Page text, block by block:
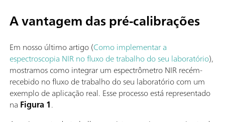
A vantagem das pré-calibrações
Em nosso último artigo (Como implementar a
espectroscopia NIR no fluxo de trabalho do seu laboratório),
mostramos como integrar um espectrômetro NIR recém-
recebido no fluxo de trabalho do seu laboratório com um
exemplo de aplicação real. Esse processo está representado
na Figura 1.